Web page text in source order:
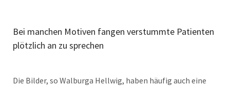
Bei manchen Motiven fangen verstummte Patienten
plötzlich an zu sprechen
Die Bilder, so Walburga Hellwig, haben häufig auch eine